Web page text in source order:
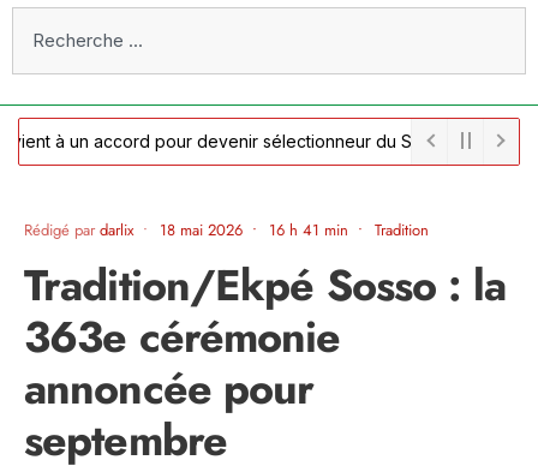
un accord pour devenir sélectionneur du Sénégal alors que la
Rédigé pardarlix • 18 mai 2026 • 16 h 41 min • Tradition
Tradition/Ekpé Sosso : la
363e cérémonie
annoncée pour
septembre